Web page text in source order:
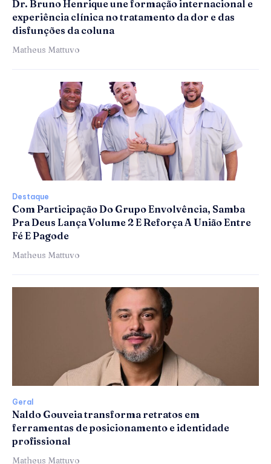
Dr. Bruno Henrique une formação internacional e
experiência clínica no tratamento da dor e das
disfunções da coluna
Matheus Mattuvo
Destaque
Com Participação Do Grupo Envolvência, Samba
Pra Deus Lança Volume 2 E Reforça A União Entre
Fé E Pagode
Matheus Mattuvo
Geral
Naldo Gouveia transforma retratos em
ferramentas de posicionamento e identidade
profissional
Matheus Mattuvo